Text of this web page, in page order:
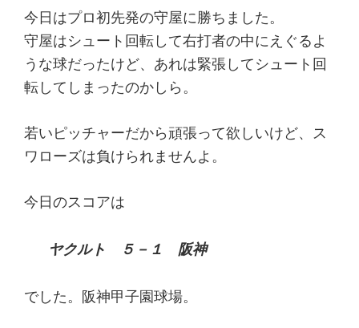
好
き
OL
の
り
言
記
今日はプロ初先発の守屋に勝ちました。
守屋はシュート回転して右打者の中にえぐるよ
うな球だったけど、あれは緊張してシュート回
転してしまったのかしら。
若いピッチャーだから頑張って欲しいけど、ス
ワローズは負けられませんよ。
今日のスコアは
ヤクルト ５－１ 阪神
でした。阪神甲子園球場。